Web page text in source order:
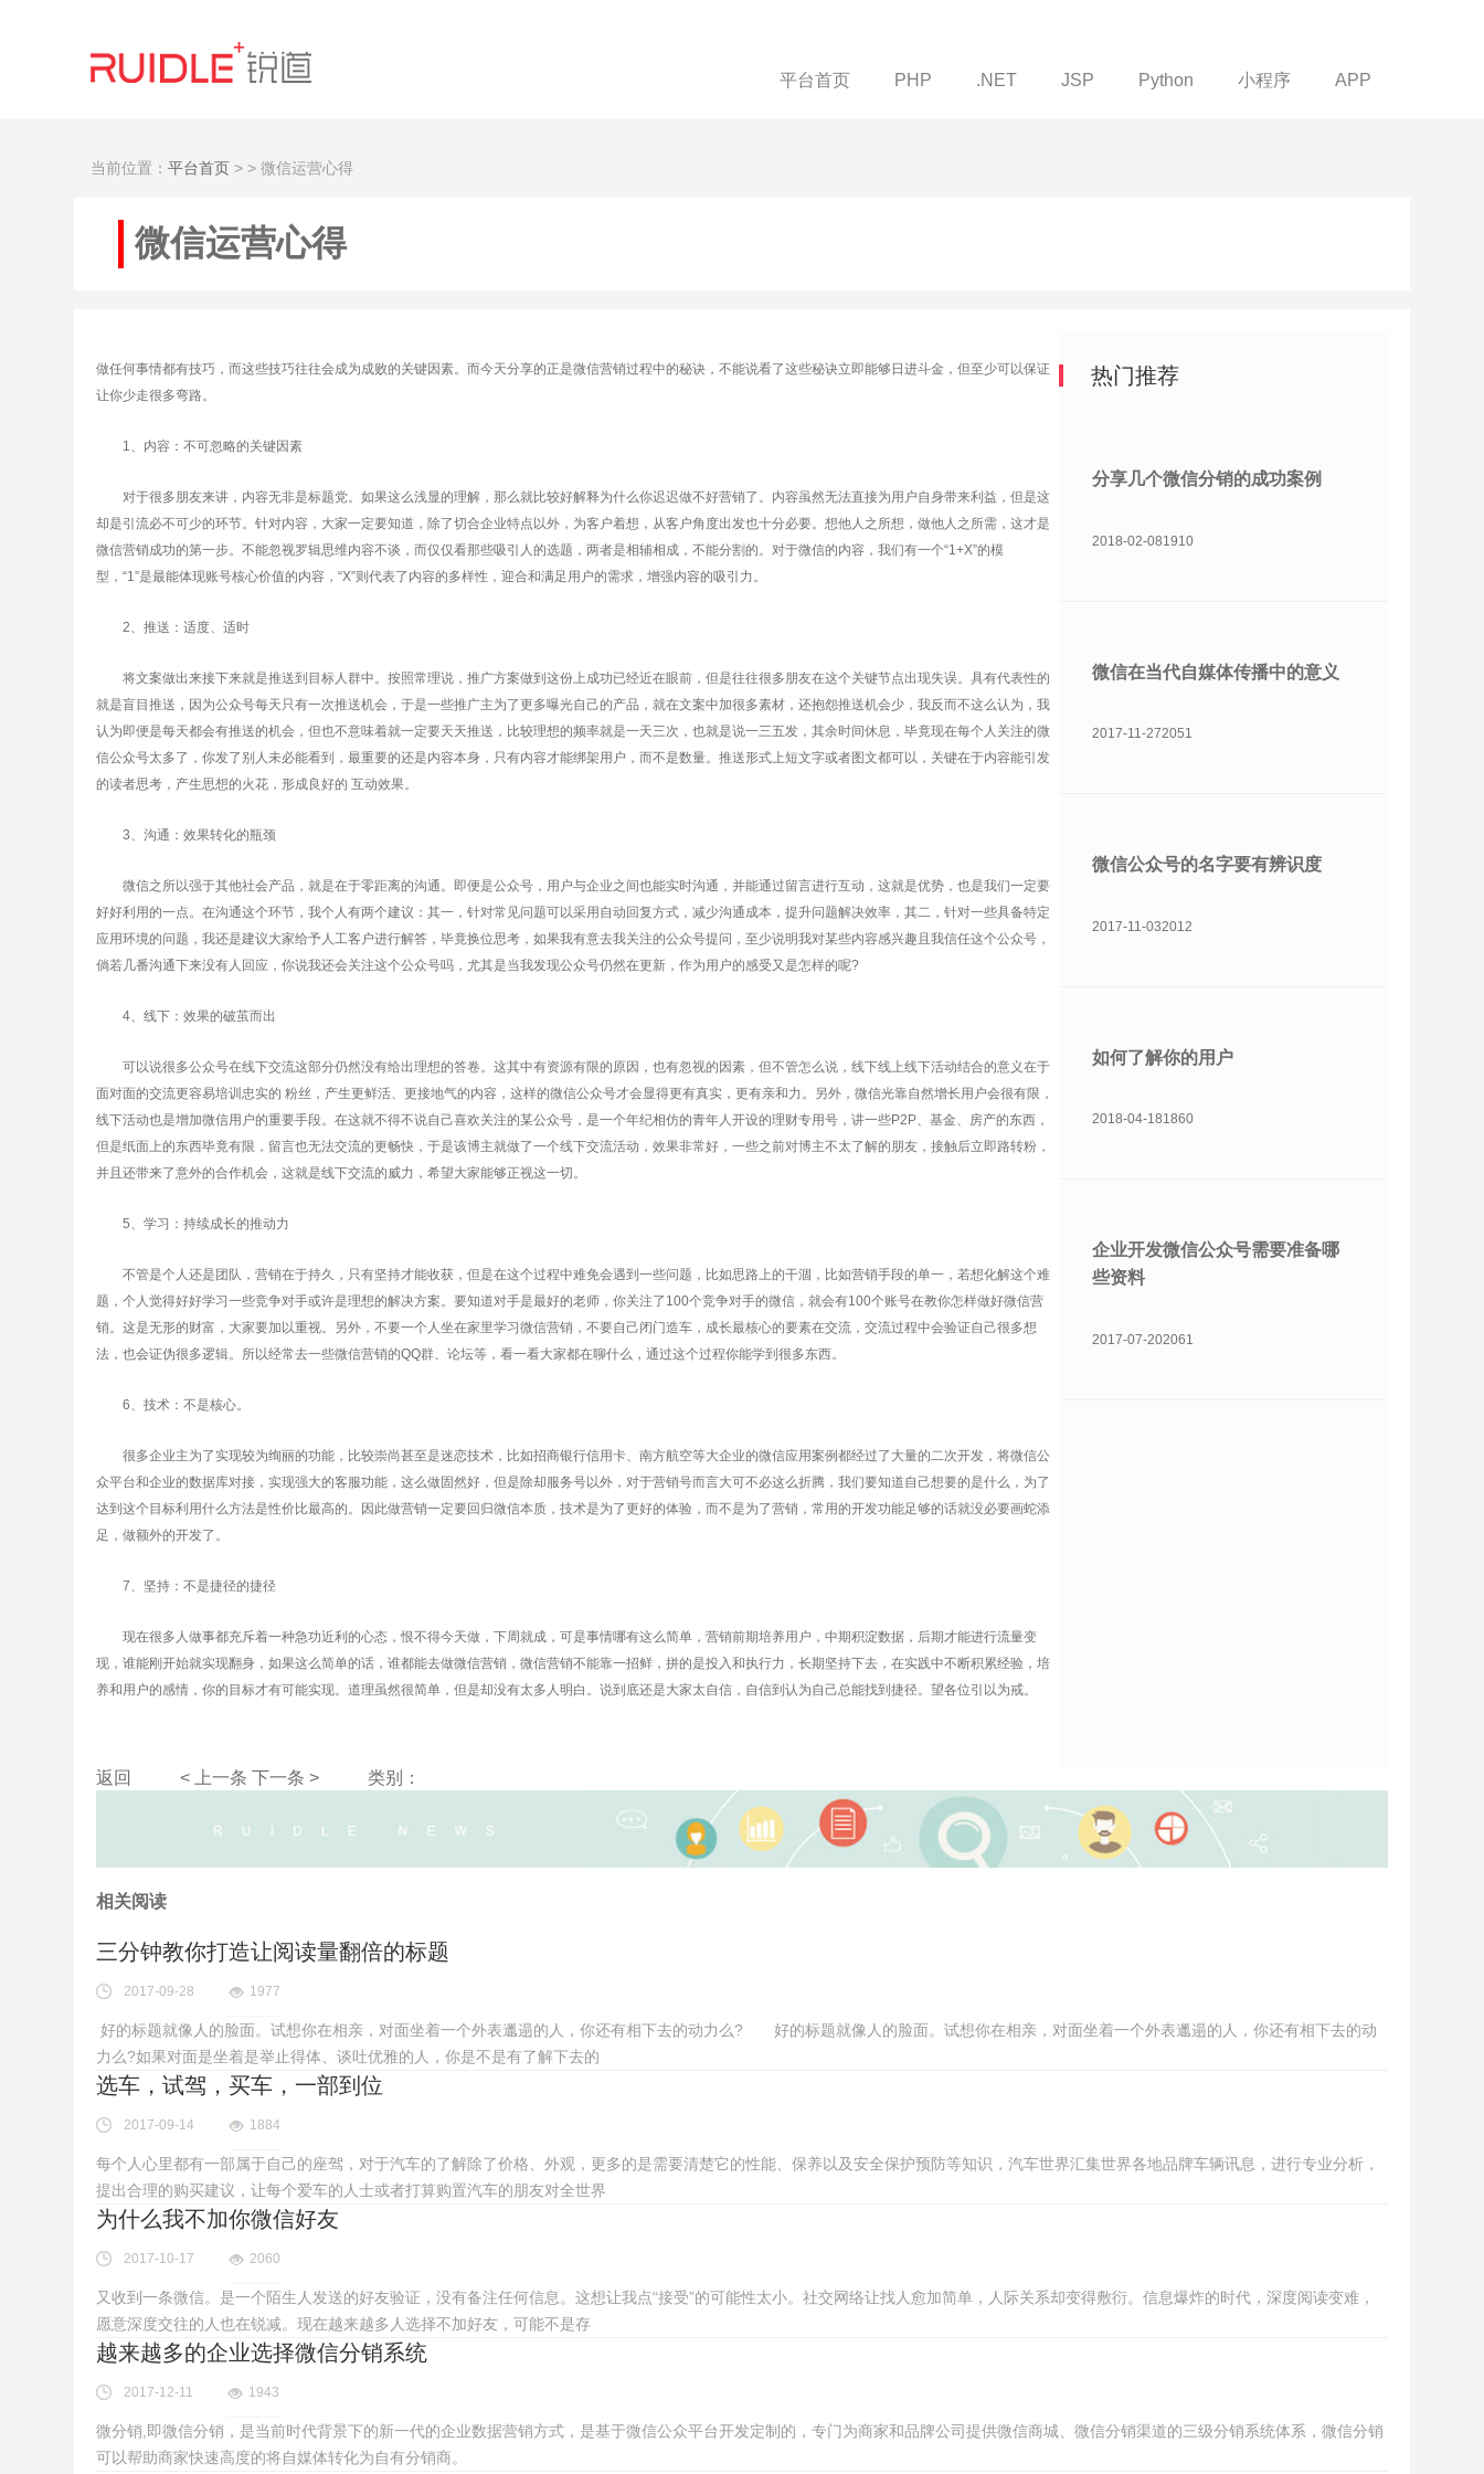
平台首页 PHP .NET JSP Python 小程序 APP
当前位置： 平台首页 > > 微信运营心得
微信运营心得
热门推荐
分享几个微信分销的成功案例
2018-02-081910
微信在当代自媒体传播中的意义
2017-11-272051
微信公众号的名字要有辨识度
2017-11-032012
如何了解你的用户
2018-04-181860
企业开发微信公众号需要准备哪
些资料
2017-07-202061
做任何事情都有技巧，而这些技巧往往会成为成败的关键因素。而今天分享的正是微信营销过程中的秘诀，不能说看了这些秘诀立即能够日进斗金，但至少可以保证
让你少走很多弯路。
1、内容：不可忽略的关键因素
对于很多朋友来讲，内容无非是标题党。如果这么浅显的理解，那么就比较好解释为什么你迟迟做不好营销了。内容虽然无法直接为用户自身带来利益，但是这
却是引流必不可少的环节。针对内容，大家一定要知道，除了切合企业特点以外，为客户着想，从客户角度出发也十分必要。想他人之所想，做他人之所需，这才是
微信营销成功的第一步。不能忽视罗辑思维内容不谈，而仅仅看那些吸引人的选题，两者是相辅相成，不能分割的。对于微信的内容，我们有一个“1+X”的模
型，“1”是最能体现账号核心价值的内容，“X”则代表了内容的多样性，迎合和满足用户的需求，增强内容的吸引力。
2、推送：适度、适时
将文案做出来接下来就是推送到目标人群中。按照常理说，推广方案做到这份上成功已经近在眼前，但是往往很多朋友在这个关键节点出现失误。具有代表性的
就是盲目推送，因为公众号每天只有一次推送机会，于是一些推广主为了更多曝光自己的产品，就在文案中加很多素材，还抱怨推送机会少，我反而不这么认为，我
认为即便是每天都会有推送的机会，但也不意味着就一定要天天推送，比较理想的频率就是一天三次，也就是说一三五发，其余时间休息，毕竟现在每个人关注的微
信公众号太多了，你发了别人未必能看到，最重要的还是内容本身，只有内容才能绑架用户，而不是数量。推送形式上短文字或者图文都可以，关键在于内容能引发
的读者思考，产生思想的火花，形成良好的 互动效果。
3、沟通：效果转化的瓶颈
微信之所以强于其他社会产品，就是在于零距离的沟通。即便是公众号，用户与企业之间也能实时沟通，并能通过留言进行互动，这就是优势，也是我们一定要
好好利用的一点。在沟通这个环节，我个人有两个建议：其一，针对常见问题可以采用自动回复方式，减少沟通成本，提升问题解决效率，其二，针对一些具备特定
应用环境的问题，我还是建议大家给予人工客户进行解答，毕竟换位思考，如果我有意去我关注的公众号提问，至少说明我对某些内容感兴趣且我信任这个公众号，
倘若几番沟通下来没有人回应，你说我还会关注这个公众号吗，尤其是当我发现公众号仍然在更新，作为用户的感受又是怎样的呢?
4、线下：效果的破茧而出
可以说很多公众号在线下交流这部分仍然没有给出理想的答卷。这其中有资源有限的原因，也有忽视的因素，但不管怎么说，线下线上线下活动结合的意义在于
面对面的交流更容易培训忠实的 粉丝，产生更鲜活、更接地气的内容，这样的微信公众号才会显得更有真实，更有亲和力。另外，微信光靠自然增长用户会很有限，
线下活动也是增加微信用户的重要手段。在这就不得不说自己喜欢关注的某公众号，是一个年纪相仿的青年人开设的理财专用号，讲一些P2P、基金、房产的东西，
但是纸面上的东西毕竟有限，留言也无法交流的更畅快，于是该博主就做了一个线下交流活动，效果非常好，一些之前对博主不太了解的朋友，接触后立即路转粉，
并且还带来了意外的合作机会，这就是线下交流的威力，希望大家能够正视这一切。
5、学习：持续成长的推动力
不管是个人还是团队，营销在于持久，只有坚持才能收获，但是在这个过程中难免会遇到一些问题，比如思路上的干涸，比如营销手段的单一，若想化解这个难
题，个人觉得好好学习一些竞争对手或许是理想的解决方案。要知道对手是最好的老师，你关注了100个竞争对手的微信，就会有100个账号在教你怎样做好微信营
销。这是无形的财富，大家要加以重视。另外，不要一个人坐在家里学习微信营销，不要自己闭门造车，成长最核心的要素在交流，交流过程中会验证自己很多想
法，也会证伪很多逻辑。所以经常去一些微信营销的QQ群、论坛等，看一看大家都在聊什么，通过这个过程你能学到很多东西。
6、技术：不是核心。
很多企业主为了实现较为绚丽的功能，比较崇尚甚至是迷恋技术，比如招商银行信用卡、南方航空等大企业的微信应用案例都经过了大量的二次开发，将微信公
众平台和企业的数据库对接，实现强大的客服功能，这么做固然好，但是除却服务号以外，对于营销号而言大可不必这么折腾，我们要知道自己想要的是什么，为了
达到这个目标利用什么方法是性价比最高的。因此做营销一定要回归微信本质，技术是为了更好的体验，而不是为了营销，常用的开发功能足够的话就没必要画蛇添
足，做额外的开发了。
7、坚持：不是捷径的捷径
现在很多人做事都充斥着一种急功近利的心态，恨不得今天做，下周就成，可是事情哪有这么简单，营销前期培养用户，中期积淀数据，后期才能进行流量变
现，谁能刚开始就实现翻身，如果这么简单的话，谁都能去做微信营销，微信营销不能靠一招鲜，拼的是投入和执行力，长期坚持下去，在实践中不断积累经验，培
养和用户的感情，你的目标才有可能实现。道理虽然很简单，但是却没有太多人明白。说到底还是大家太自信，自信到认为自己总能找到捷径。望各位引以为戒。
返回 < 上一条 下一条 > 类别：
相关阅读
三分钟教你打造让阅读量翻倍的标题
2017-09-28 1977
好的标题就像人的脸面。试想你在相亲，对面坐着一个外表邋遢的人，你还有相下去的动力么? 好的标题就像人的脸面。试想你在相亲，对面坐着一个外表邋遢的人，你还有相下去的动
力么?如果对面是坐着是举止得体、谈吐优雅的人，你是不是有了解下去的
选车，试驾，买车，一部到位
2017-09-14 1884
每个人心里都有一部属于自己的座驾，对于汽车的了解除了价格、外观，更多的是需要清楚它的性能、保养以及安全保护预防等知识，汽车世界汇集世界各地品牌车辆讯息，进行专业分析，
提出合理的购买建议，让每个爱车的人士或者打算购置汽车的朋友对全世界
为什么我不加你微信好友
2017-10-17 2060
又收到一条微信。是一个陌生人发送的好友验证，没有备注任何信息。这想让我点“接受”的可能性太小。社交网络让找人愈加简单，人际关系却变得敷衍。信息爆炸的时代，深度阅读变难，
愿意深度交往的人也在锐减。现在越来越多人选择不加好友，可能不是存
越来越多的企业选择微信分销系统
2017-12-11 1943
微分销,即微信分销，是当前时代背景下的新一代的企业数据营销方式，是基于微信公众平台开发定制的，专门为商家和品牌公司提供微信商城、微信分销渠道的三级分销系统体系，微信分销
可以帮助商家快速高度的将自媒体转化为自有分销商。